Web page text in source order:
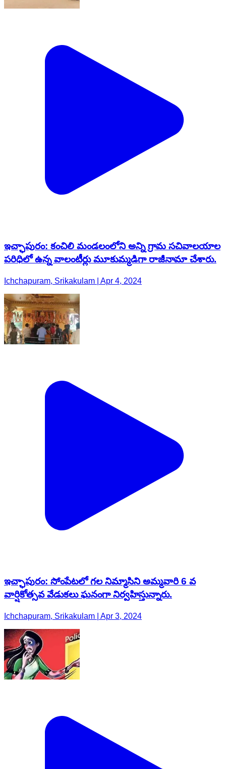
ఇచ్ఛాపురం: కంచిలి మండలంలోని అన్ని గ్రామ సచివాలయాల
పరిధిలో ఉన్న వాలంటీర్లు మూకుమ్మడిగా రాజీనామా చేశారు.
Ichchapuram, Srikakulam | Apr 4, 2024
ఇచ్ఛాపురం: సోంపేటలో గల నిమ్మాసిని అమ్మవారి 6 వ
వార్షికోత్సవ వేడుకలు ఘనంగా నిర్వహిస్తున్నారు.
Ichchapuram, Srikakulam | Apr 3, 2024